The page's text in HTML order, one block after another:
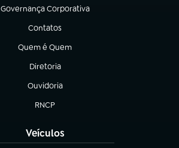
Governança Corporativa
(abre em nova aba)
Contatos
(abre em nova aba)
Quem é Quem
(abre em nova aba)
Diretoria
(abre em nova aba)
Ouvidoria
(abre em nova aba)
RNCP
(abre em nova aba)
Veículos